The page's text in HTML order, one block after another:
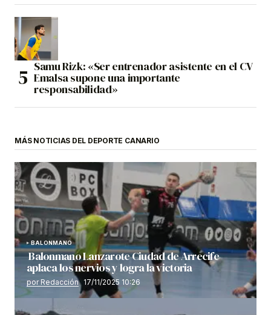
Samu Rizk: «Ser entrenador asistente en el CV
Emalsa supone una importante
responsabilidad»
MÁS NOTICIAS DEL DEPORTE CANARIO
BALONMANO
Balonmano Lanzarote Ciudad de Arrecife
aplaca los nervios y logra la victoria
por Redacción 17/11/2025 10:26